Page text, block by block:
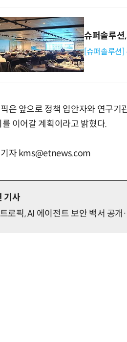
슈퍼솔루
[슈퍼솔루션
은 앞으로 정책 입안자와 연구기
를 이어갈 계획이라고 밝혔다.
자 kms@etnews.com
기사
로픽, AI 에이전트 보안 백서 공